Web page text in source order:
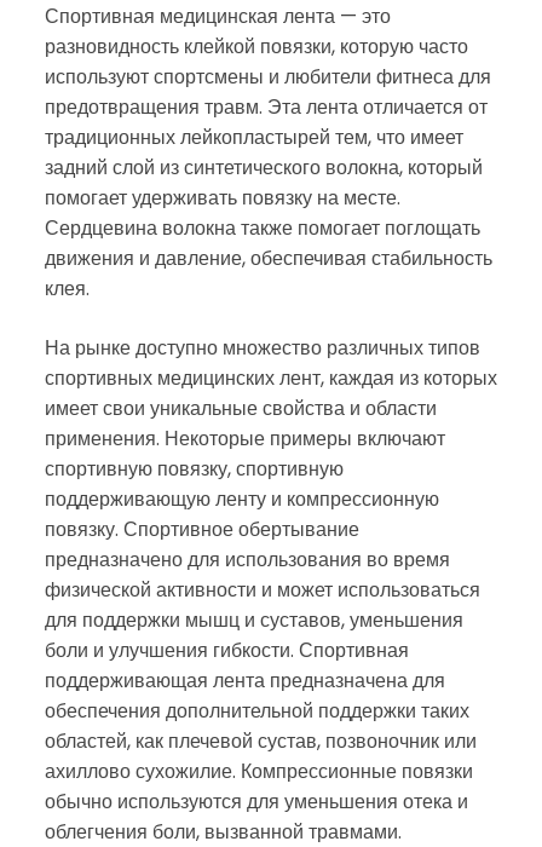
Спортивная медицинская лента — это
разновидность клейкой повязки, которую часто
используют спортсмены и любители фитнеса для
предотвращения травм. Эта лента отличается от
традиционных лейкопластырей тем, что имеет
задний слой из синтетического волокна, который
помогает удерживать повязку на месте.
Сердцевина волокна также помогает поглощать
движения и давление, обеспечивая стабильность
клея.
На рынке доступно множество различных типов
спортивных медицинских лент, каждая из которых
имеет свои уникальные свойства и области
применения. Некоторые примеры включают
спортивную повязку, спортивную
поддерживающую ленту и компрессионную
повязку. Спортивное обертывание
предназначено для использования во время
физической активности и может использоваться
для поддержки мышц и суставов, уменьшения
боли и улучшения гибкости. Спортивная
поддерживающая лента предназначена для
обеспечения дополнительной поддержки таких
областей, как плечевой сустав, позвоночник или
ахиллово сухожилие. Компрессионные повязки
обычно используются для уменьшения отека и
облегчения боли, вызванной травмами.